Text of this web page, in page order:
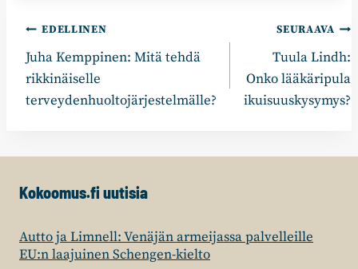
Artikkelien
selaus
EDELLINEN
Juha Kemppinen: Mitä tehdä
rikkinäiselle
terveydenhuoltojärjestelmälle?
SEURAAVA
Tuula Lindh:
Onko lääkäripula
ikuisuuskysymys?
Kokoomus.fi uutisia
Autto ja Limnell: Venäjän armeijassa palvelleille
EU:n laajuinen Schengen-kielto